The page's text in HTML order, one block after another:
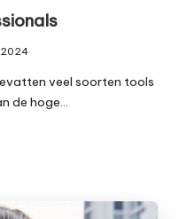
veel soorten tools
de hoge…